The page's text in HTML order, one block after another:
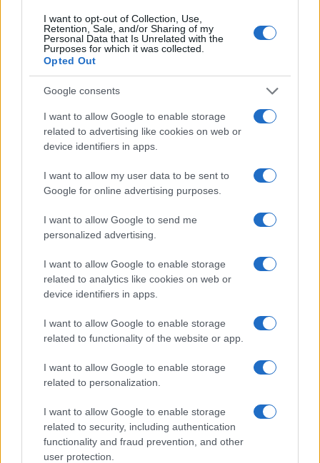
I want to opt-out of Collection, Use,
Retention, Sale, and/or Sharing of my
Personal Data that Is Unrelated with the
Purposes for which it was collected.
Opted Out
Google consents
I want to allow Google to enable storage
related to advertising like cookies on web or
device identifiers in apps.
I want to allow my user data to be sent to
Google for online advertising purposes.
I want to allow Google to send me
personalized advertising.
I want to allow Google to enable storage
related to analytics like cookies on web or
device identifiers in apps.
I want to allow Google to enable storage
related to functionality of the website or app.
I want to allow Google to enable storage
related to personalization.
I want to allow Google to enable storage
related to security, including authentication
functionality and fraud prevention, and other
user protection.
έκτακτη οικονομική ενίσχυση είναι αφορολόγητη και
ακατάσχετη στα χέρια του Δημοσίου ή τρίτων. Επίσης
διπλή δόση εγγυημένου εισοδήματος με στόχο τη
στήριξη των ωφελουμένων τουΕλάχιστου Εγγυημένου
Εισοδήματος , δηλαδή των νοικοκυριών που διαβιούν σε
συνθήκες ακραίας φτώχειας, θα χορηγηθεί τον Απρίλιο
στους περίπου 240.000 δικαιούχους του. Η επιπλέον
δόση θα καταβληθεί άπαξ και θα προηγηθεί της τακτικής